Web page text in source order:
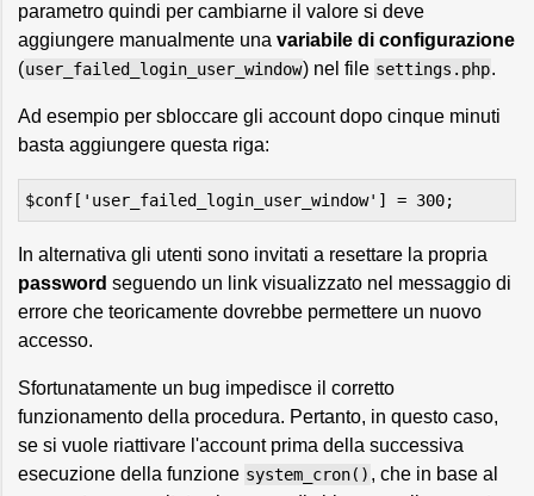
parametro quindi per cambiarne il valore si deve
aggiungere manualmente una variabile di configurazione
(user_failed_login_user_window) nel file settings.php.
Ad esempio per sbloccare gli account dopo cinque minuti
basta aggiungere questa riga:
In alternativa gli utenti sono invitati a resettare la propria
password seguendo un link visualizzato nel messaggio di
errore che teoricamente dovrebbe permettere un nuovo
accesso.
Sfortunatamente un bug impedisce il corretto
funzionamento della procedura. Pertanto, in questo caso,
se si vuole riattivare l'account prima della successiva
esecuzione della funzione system_cron() , che in base al